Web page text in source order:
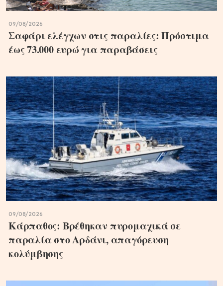
09/08/2026
Σαφάρι ελέγχων στις παραλίες: Πρόστιμα
έως 73.000 ευρώ για παραβάσεις
09/08/2026
Κάρπαθος: Βρέθηκαν πυρομαχικά σε
παραλία στο Αρδάνι, απαγόρευση
κολύμβησης